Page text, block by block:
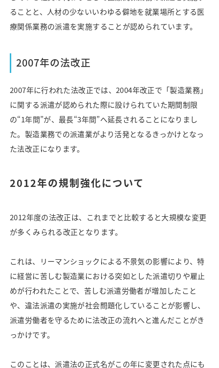
ることと、人材の少ないいわゆる僻地を就業場所とする医
療関係業務の派遣を実施することが認められています。
2007年の法改正
2007年に行われた法改正では、2004年改正で「製造業務」
に関する派遣が認められた際に設けられていた期間制限
の“1年間”が、最長“3年間”へ延長されることになりまし
た。製造業務での派遣業がより活発となるきっかけとなっ
た法改正になります。
2012年の規制強化について
2012年度の法改正は、これまでと比較すると大規模な変更
が多くみられる改正となります。
これは、リーマンショックによる不景気の影響により、特
に経営に苦しむ製造業における突如とした派遣切りや雇止
めが行われたことで、苦しむ派遣労働者が増加したこと
や、違法派遣の実施が社会問題化していることが影響し、
派遣労働者を守るために法改正の流れへと進んだことがき
っかけです。
このことは、派遣法の正式名がこの年に変更された点にも